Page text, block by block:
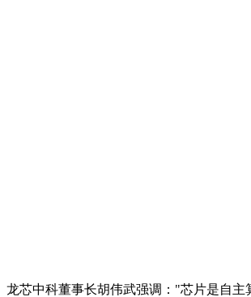
龙芯中科董事长胡伟武强调："芯片是自主